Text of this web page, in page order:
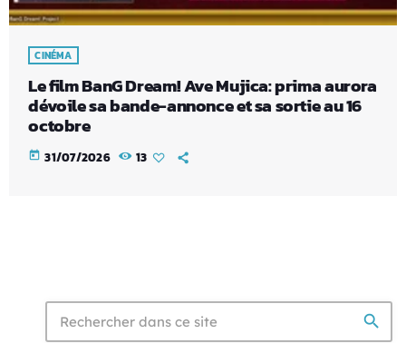
CINÉMA
Le film BanG Dream! Ave Mujica: prima aurora
dévoile sa bande-annonce et sa sortie au 16
octobre
today 31/07/2026 13
search